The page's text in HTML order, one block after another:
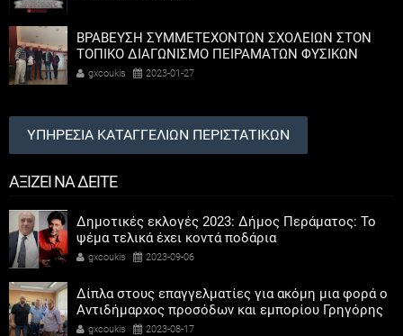
ΒΡΑΒΕΥΣΗ ΣΥΜΜΕΤΕΧΟΝΤΩΝ ΣΧΟΛΕΙΩΝ ΣΤΟΝ
ΤΟΠΙΚΟ ΔΙΑΓΩΝΙΣΜΟ ΠΕΙΡΑΜΑΤΩΝ ΦΥΣΙΚΩΝ
ΕΠΙΣΤΗΜΩΝ
gxcoukis 2023-01-27
ΥΠΗΡΕΣΙΑ ΚΑΤΑΓΓΕΛΙΩΝ ΠΕΡΙΣΤΑΤΙΚΩΝ
ΑΞΙΖΕΙ ΝΑ ΔΕΙΤΕ
Δημοτικές εκλογές 2023: Δήμος Περάματος: Το
ψέμα τελικά έχει κοντά ποδάρια
gxcoukis 2023-09-06
Δίπλα στους επαγγελματίες για ακόμη μια φορά ο
Αντιδήμαρχος προσόδων και εμπορίου Γρηγόρης
Καψοκόλης
gxcoukis 2023-08-17